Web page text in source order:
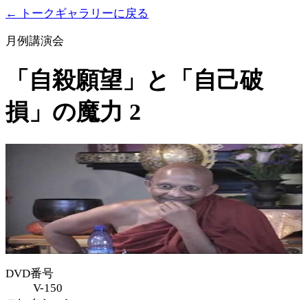
← トークギャラリーに戻る
月例講演会
「自殺願望」と「自己破
損」の魔力 2
DVD番号
V-150